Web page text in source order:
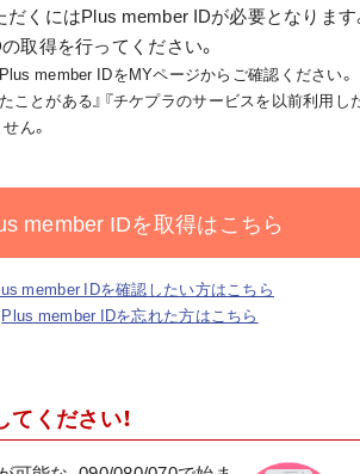
くにはPlus member IDが必要となりま
取得を行ってください。
member IDをMYページからご確認ください。
ことがある』『チケプラのサービスを以前利用
ん。
member IDを取得はこちら
member IDを確認したい方はこちら
Plus member IDを忘れた方はこちら
ください！